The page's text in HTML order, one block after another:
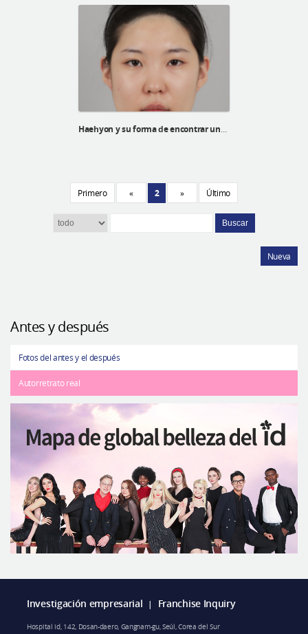
Haehyon y su forma de encontrar una autoestima alta
Primero « 2 » Último
Buscar
Nueva
Antes y después
Fotos del antes y el después
Autorretrato real
Investigación empresarial | Franchise Inquiry
Hospital id, 142, Dosan-daero, Gangnam-gu, Seúl, Corea del Sur